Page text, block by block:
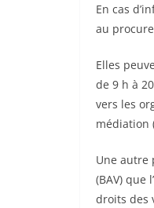
En cas
au
Elles
de 9 h à
vers les
médiation
Une autre
(BAV)
droits des